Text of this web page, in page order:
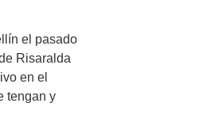
el pasado
Risaralda
en el
tengan y